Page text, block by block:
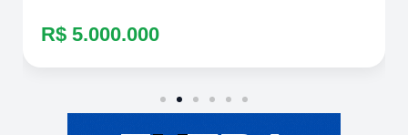
R$ 5.000.000